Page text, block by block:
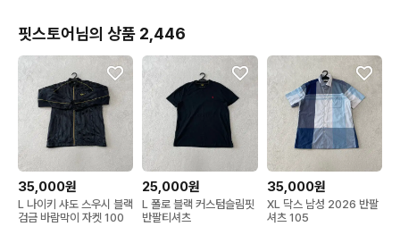
핏스토어님의 상품 2,446
35,000원
L 나이키 샤도 스우시 블랙
검금 바람막이 자켓 100
25,000원
L 폴로 블랙 커스텀슬림핏
반팔티셔츠
35,000원
XL 닥스 남성 2026 반팔
셔츠 105